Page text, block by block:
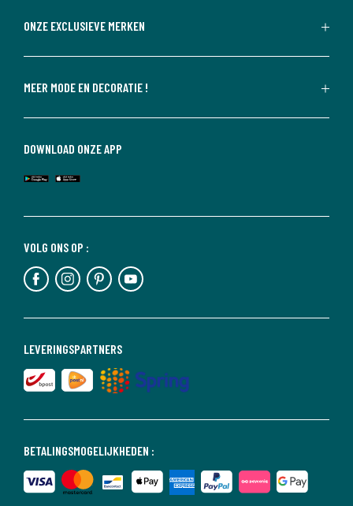
ONZE EXCLUSIEVE MERKEN
MEER MODE EN DECORATIE !
BETALINGSMOGELIJKHEDEN :
LEVERINGSPARTNERS
VOLG ONS OP :
DOWNLOAD ONZE APP